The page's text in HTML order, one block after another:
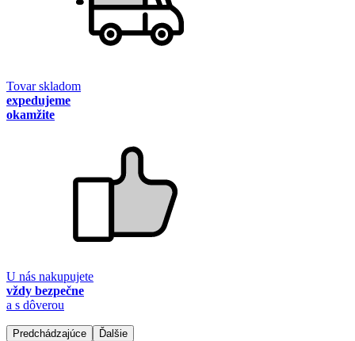
Tovar skladom
expedujeme
okamžite
U nás nakupujete
vždy bezpečne
a s dôverou
Predchádzajúce Ďalšie